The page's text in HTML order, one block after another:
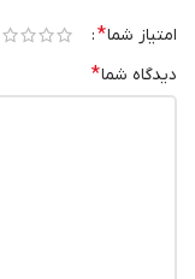
امتیاز شما*
دیدگاه شما*